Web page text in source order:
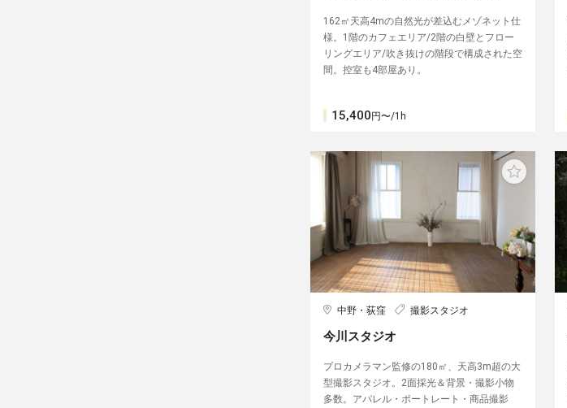
162㎡天高4mの自然光が差込むメゾネット仕
様。1階のカフェエリア/2階の白壁とフロー
リングエリア/吹き抜けの階段で構成された空
間。控室も4部屋あり。
15,400 円〜/1h
中野・荻窪 撮影スタジオ
今川スタジオ
プロカメラマン監修の180㎡、天高3m超の大
型撮影スタジオ。2面採光＆背景・撮影小物
多数。アパレル・ポートレート・商品撮影